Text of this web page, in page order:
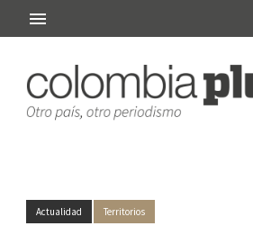
Actualidad Territorios